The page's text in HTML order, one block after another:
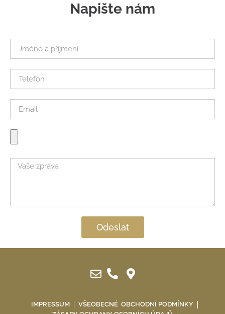
Napište nám
Odeslat
IMPRESSUM
VŠEOBECNÉ OBCHODNÍ PODMÍNKY